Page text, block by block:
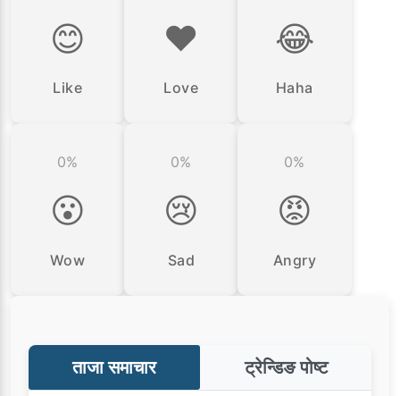
😊
Like
❤️
Love
😂
Haha
0%
😮
Wow
0%
😢
Sad
0%
😡
Angry
ताजा समाचार ट्रेन्डिङ पोष्ट